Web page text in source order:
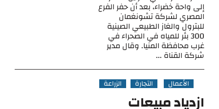
إلى واحة خضراء، بعد أن حفر الفرع
المصري لشركة تشونغمان
للبترول والغاز الطبيعي الصينية
300 بئر للمياه في الصحراء في
غرب محافظة المنيا. وقال مدير
شركة القناة ...
الأعمال التجارة الزراعة
ازدياد مبيعات